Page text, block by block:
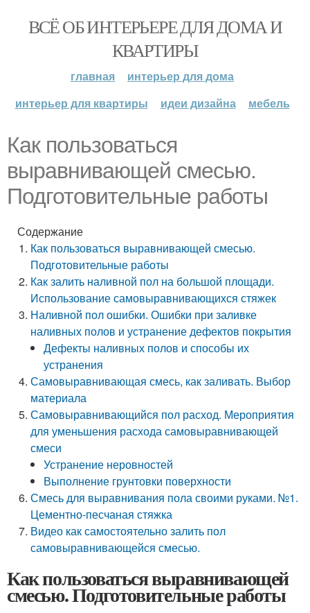
ВСЁ ОБ ИНТЕРЬЕРЕ ДЛЯ ДОМА И
КВАРТИРЫ
главная
интерьер для дома
интерьер для квартиры
идеи дизайна мебель
Как пользоваться
выравнивающей смесью.
Подготовительные работы
Содержание
Как пользоваться выравнивающей смесью.
Подготовительные работы
Как залить наливной пол на большой площади.
Использование самовыравнивающихся стяжек
Наливной пол ошибки. Ошибки при заливке
наливных полов и устранение дефектов покрытия
Дефекты наливных полов и способы их
устранения
Самовыравнивающая смесь, как заливать. Выбор
материала
Самовыравнивающийся пол расход. Мероприятия
для уменьшения расхода самовыравнивающей
смеси
Устранение неровностей
Выполнение грунтовки поверхности
Смесь для выравнивания пола своими руками. №1.
Цементно-песчаная стяжка
Видео как самостоятельно залить пол
самовыравнивающейся смесью.
Как пользоваться выравнивающей
смесью. Подготовительные работы